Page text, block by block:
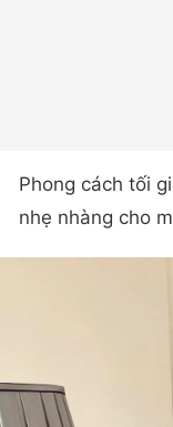
Phong cách tối
nhẹ nhàng cho